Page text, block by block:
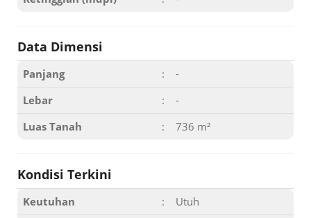
Data Dimensi
Panjang :
-
Lebar
:
-
Luas Tanah
: 736 m²
Kondisi Terkini
Keutuhan :
Utuh